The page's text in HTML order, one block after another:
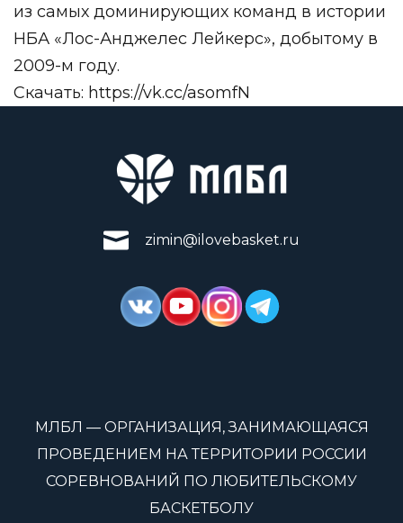
из самых доминирующих команд в истории
НБА «Лос-Анджелес Лейкерс», добытому в
2009-м году.
Скачать: https://vk.cc/asomfN
zimin@ilovebasket.ru
МЛБЛ — ОРГАНИЗАЦИЯ, ЗАНИМАЮЩАЯСЯ
ПРОВЕДЕНИЕМ НА ТЕРРИТОРИИ РОССИИ
СОРЕВНОВАНИЙ ПО ЛЮБИТЕЛЬСКОМУ
БАСКЕТБОЛУ